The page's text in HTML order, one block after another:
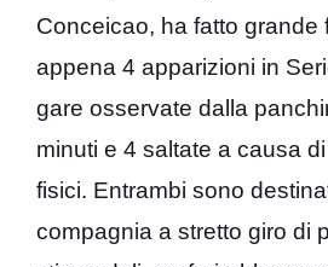
Conceicao, ha fatto grande
appena 4 apparizioni in
gare osservate dalla
minuti e 4 saltate a causa
fisici. Entrambi sono
compagnia a stretto giro di